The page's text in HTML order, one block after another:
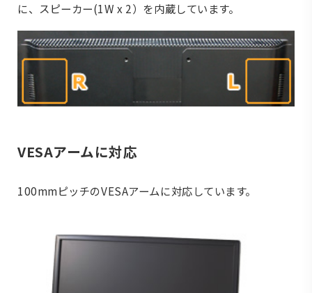
に、スピーカー(1W x 2）を内蔵しています。
VESAアームに対応
100mmピッチのVESAアームに対応しています。